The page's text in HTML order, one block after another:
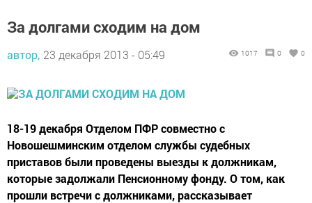
За долгами сходим на дом
автор, 23 декабря 2013 - 05:49 1017 0 0
18-19 декабря Отделом ПФР совместно с
Новошешминским отделом службы судебных
приставов были проведены выезды к должникам,
которые задолжали Пенсионному фонду. О том, как
прошли встречи с должниками, рассказывает